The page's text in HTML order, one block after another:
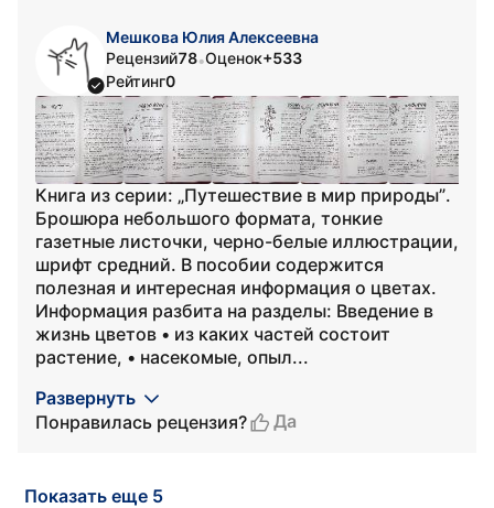
Мешкова Юлия Алексеевна
Рецензий78•Оценок+533
Рейтинг0
Книга из серии: „Путешествие в мир природы”.
Брошюра небольшого формата, тонкие
газетные листочки, черно-белые иллюстрации,
шрифт средний. В пособии содержится
полезная и интересная информация о цветах.
Информация разбита на разделы: Введение в
жизнь цветов • из каких частей состоит
растение, • насекомые, опыл...
Развернуть
Понравилась рецензия?
Да
Показать еще 5